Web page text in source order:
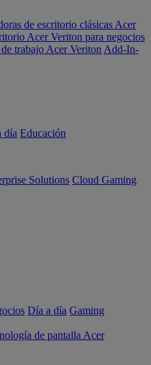
de escritorio clásicas Acer
Acer Veriton para negocios
trabajo Acer Veriton Add-In-
día Educación
Solutions Cloud Gaming
Día a día Gaming
de pantalla Acer